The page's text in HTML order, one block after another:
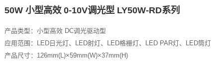
50W 小型高效 0-10V调光型 LY50W-RD系列
产品类型：小型高效 DC调光驱动型
应用范围：LED日光灯、LED射灯、LED格栅灯、LED PAR灯、LED筒灯
产品尺寸：126mm(L)×59mm(W)×37mm(H)